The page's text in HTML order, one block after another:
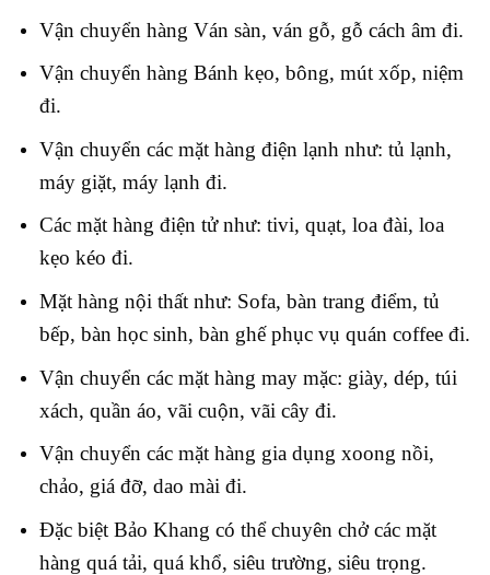
Vận chuyển hàng Ván sàn, ván gỗ, gỗ cách âm đi.
Vận chuyển hàng Bánh kẹo, bông, mút xốp, niệm
đi.
Vận chuyển các mặt hàng điện lạnh như: tủ lạnh,
máy giặt, máy lạnh đi.
Các mặt hàng điện tử như: tivi, quạt, loa đài, loa
kẹo kéo đi.
Mặt hàng nội thất như: Sofa, bàn trang điểm, tủ
bếp, bàn học sinh, bàn ghế phục vụ quán coffee đi.
Vận chuyển các mặt hàng may mặc: giày, dép, túi
xách, quần áo, vãi cuộn, vãi cây đi.
Vận chuyển các mặt hàng gia dụng xoong nồi,
chảo, giá đỡ, dao mài đi.
Đặc biệt Bảo Khang có thể chuyên chở các mặt
hàng quá tải, quá khổ, siêu trường, siêu trọng.